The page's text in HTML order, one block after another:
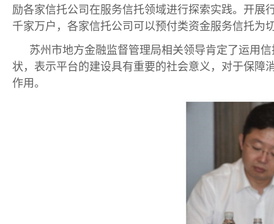
励各家信托公司在服务信托领域进行探索实践。开展
千家万户，各家信托公司可以预付类资金服务信托为
苏州市地方金融监督管理局相关领导肯定了运用
状，表示平台的建设具有重要的社会意义，对于保障
作用。